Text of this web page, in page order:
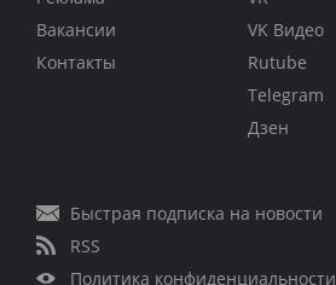
Вакансии
Контакты
VK Видео
Rutube
Telegram
Дзен
Быстрая подписка на новости
RSS
Политика конфиденциальности